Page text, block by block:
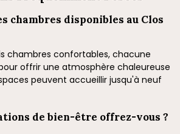
chambres disponibles au Clos
chambres confortables, chacune
offrir une atmosphère chaleureuse
peuvent accueillir jusqu'à neuf
de bien-être offrez-vous ?